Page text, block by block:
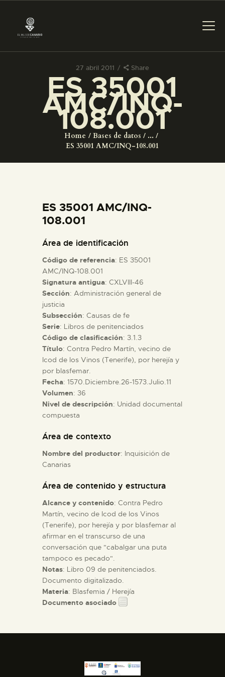
27 abril 2011 Share
ES 35001
AMC/INQ-
108.001
Home Bases de datos
...
ES 35001 AMC/INQ-108.001
PREPARAR LA VISITA
ACTIVIDADES
COLECCIONES
ESPAÑOL
PREPARAR LA VISITA
ACTIVIDADES
█
EL MUSEO
COLECCIONES
ES 35001 AMC/INQ-
108.001
Área de identificación
Código de referencia: ES 35001
AMC/INQ-108.001
Signatura antigua: CXLVIII-46
Sección: Administración general de
justicia
Subsección: Causas de fe
Serie: Libros de penitenciados
Código de clasificación: 3.1.3
Título: Contra Pedro Martín, vecino de
Icod de los Vinos (Tenerife), por herejía y
por blasfemar.
Fecha: 1570.Diciembre.26-1573.Julio.11
Volumen: 36
Nivel de descripción: Unidad documental
compuesta
Área de contexto
Nombre del productor: Inquisición de
Canarias
Área de contenido y estructura
Alcance y contenido: Contra Pedro
Martín, vecino de Icod de los Vinos
(Tenerife), por herejía y por blasfemar al
afirmar en el transcurso de una
conversación que "cabalgar una puta
tampoco es pecado".
Notas: Libro 09 de penitenciados.
Documento digitalizado.
Materia: Blasfemia / Herejía
Documento asociado